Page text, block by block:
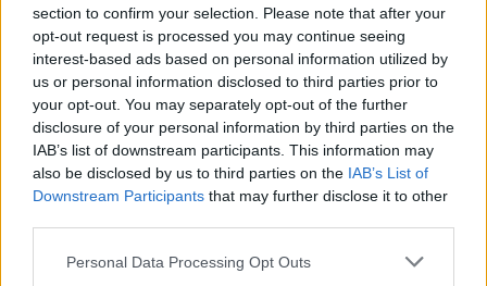
section to confirm your selection. Please note that after your
opt-out request is processed you may continue seeing
interest-based ads based on personal information utilized by
us or personal information disclosed to third parties prior to
your opt-out. You may separately opt-out of the further
disclosure of your personal information by third parties on the
IAB’s list of downstream participants. This information may
also be disclosed by us to third parties on the IAB’s List of
Downstream Participants that may further disclose it to other
Personal Data Processing Opt Outs
όργανα της χώρας μας. Κατανοούμε όλες τις
απόψεις που κατατίθενται στη διεθνή αρένα.
Ωστόσο, το ζήτημα αφορά την κυριαρχία της
Τουρκίας. Σε αυτό το πλαίσιο, θεωρούμε σαν
παραβίαση της ανεξαρτησίας μας οποιαδήποτε
στάση ξεπερνά την έκφραση γνώμης».
Ακολούθως, ο Τούρκος πρόεδρος είπε: «Το